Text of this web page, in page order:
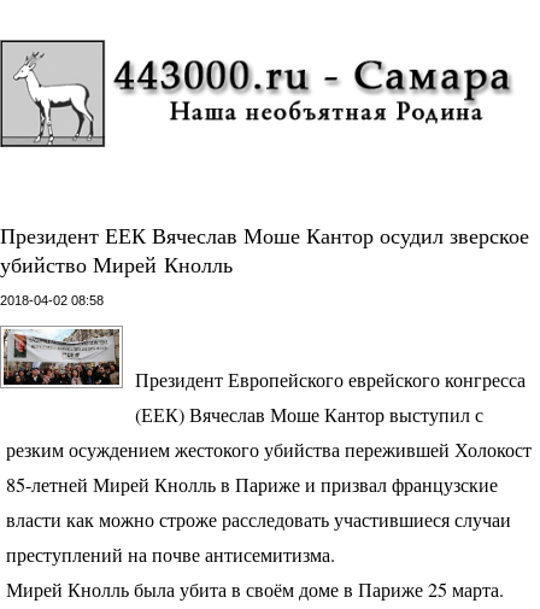
Президент ЕЕК Вячеслав Моше Кантор осудил зверское
убийство Мирей Кнолль
2018-04-02 08:58
Президент Европейского еврейского конгресса
(ЕЕК) Вячеслав Моше Кантор выступил с
резким осуждением жестокого убийства пережившей Холокост
85-летней Мирей Кнолль в Париже и призвал французские
власти как можно строже расследовать участившиеся случаи
преступлений на почве антисемитизма.
Мирей Кнолль была убита в своём доме в Париже 25 марта.